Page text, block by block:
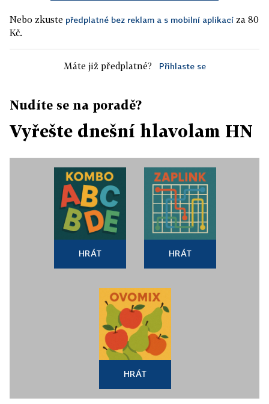
Nebo zkuste předplatné bez reklam a s mobilní aplikací za 80
Kč.
Máte již předplatné? Přihlaste se
Nudíte se na poradě?
Vyřešte dnešní hlavolam HN
HRÁT HRÁT
HRÁT